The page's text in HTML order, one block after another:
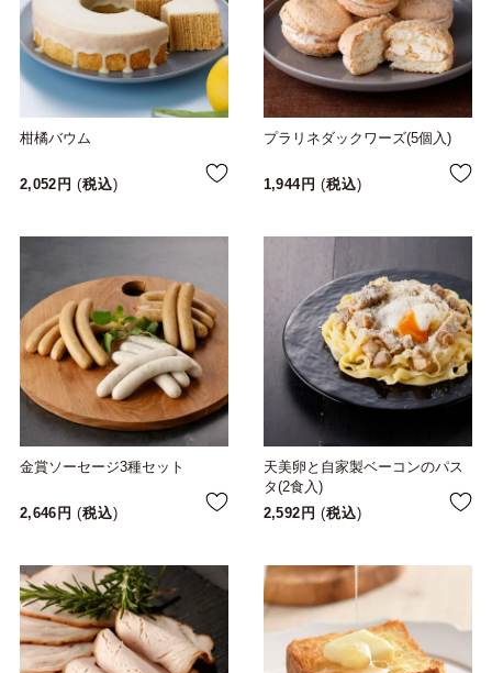
柑橘バウム
2,052 税込
プラリネダックワーズ(5個入)
1,944 税込
金賞ソーセージ3種セット
2,646 税込
天美卵と自家製ベーコンのパス
タ(2食入)
2,592
税込